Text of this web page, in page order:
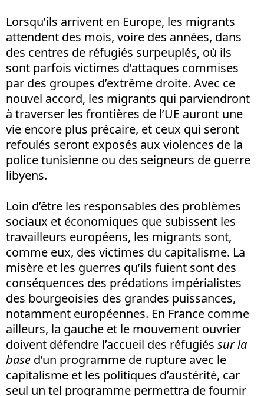
Lorsqu’ils arrivent en Europe, les migrants
attendent des mois, voire des années, dans
des centres de réfugiés surpeuplés, où ils
sont parfois victimes d’attaques commises
par des groupes d’extrême droite. Avec ce
nouvel accord, les migrants qui parviendront
à traverser les frontières de l’UE auront une
vie encore plus précaire, et ceux qui seront
refoulés seront exposés aux violences de la
police tunisienne ou des seigneurs de guerre
libyens.
Loin d’être les responsables des problèmes
sociaux et économiques que subissent les
travailleurs européens, les migrants sont,
comme eux, des victimes du capitalisme. La
misère et les guerres qu’ils fuient sont des
conséquences des prédations impérialistes
des bourgeoisies des grandes puissances,
notamment européennes. En France comme
ailleurs, la gauche et le mouvement ouvrier
doivent défendre l’accueil des réfugiés sur la
base d’un programme de rupture avec le
capitalisme et les politiques d’austérité, car
seul un tel programme permettra de fournir